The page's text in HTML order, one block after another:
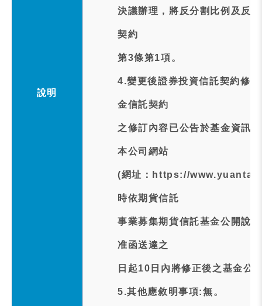
說明
決議辦理，將反分割比例及反
契約
第3條第1項。
4.變更後證券投資信託契約修
金信託契約
之修訂內容已公告於基金資
本公司網站
(網址：https://
時依期貨信託
事業募集期貨信託基金公開說
准函送達之
日起10日內將修正後之基金公
5.其他應敘明事項:無。